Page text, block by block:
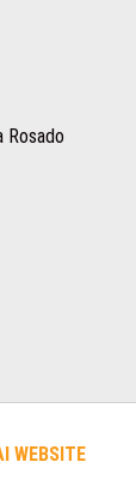
Rosado
WEBSITE